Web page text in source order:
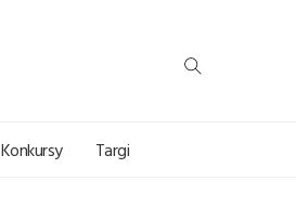
Konkursy Targi